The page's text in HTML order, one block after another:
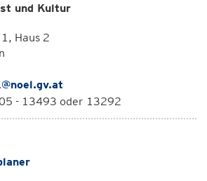
und Kultur
Haus 2
- 13493 oder 13292